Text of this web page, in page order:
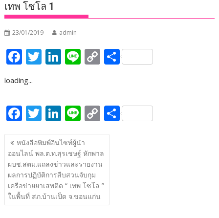
เทพ โซโล 1
23/01/2019 admin
F
e
b
o
o
k
T
er
Li
e
dI
n
Li C
y
Li
n
k
S
e
loading...
F
ac
e
b
o
o
k
T
w
itt
er
Li
n
k
e
dI
n
Li
n
e
C
o
y
n
k
S
แนะแนว
เรื่อง
หนังสือพิมพ์อินไซท์ผู้นำ
ออนไลน์ พล.ต.ท.สุรเชษฐ์ หักพาล
ผบช.สตม.แถลงข่าวและรายงาน
ผลการปฏิบัติการสืบสวนจับกุม
เครือข่ายยาเสพติด “ เทพ โซโล ”
ในพื้นที่ สภ.บ้านเป็ด จ.ขอนแก่น